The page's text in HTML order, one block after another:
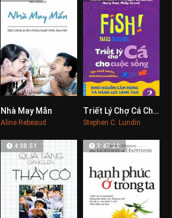
Nhà May Mắn
Aline Rebeaud
0Triết Lý Chợ Cá Cho Cuộc Sống 2
Stephen C. Lundin
4:08:51 3:47:20